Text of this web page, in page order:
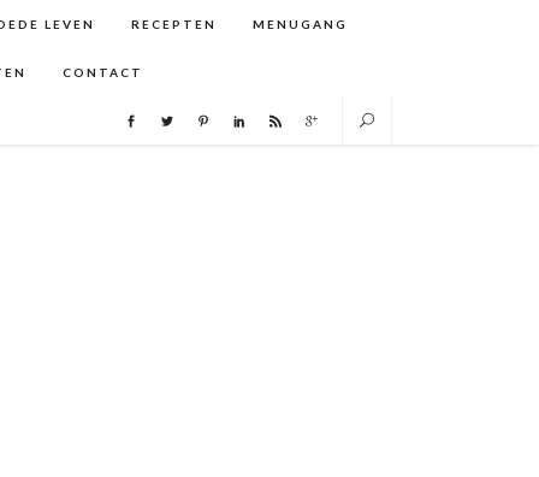
LEVEN RECEPTEN MENUGANG
CONTACT